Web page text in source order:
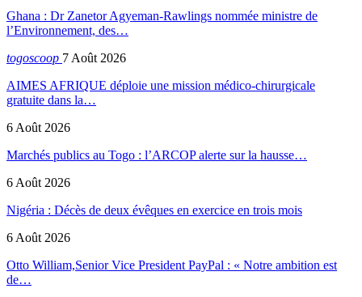
Ghana : Dr Zanetor Agyeman-Rawlings nommée ministre de
l’Environnement, des…
togoscoop 7 Août 2026
AIMES AFRIQUE déploie une mission médico-chirurgicale
gratuite dans la…
6 Août 2026
Marchés publics au Togo : l’ARCOP alerte sur la hausse…
6 Août 2026
Nigéria : Décès de deux évêques en exercice en trois mois
6 Août 2026
Otto William,Senior Vice President PayPal : « Notre ambition est
de…